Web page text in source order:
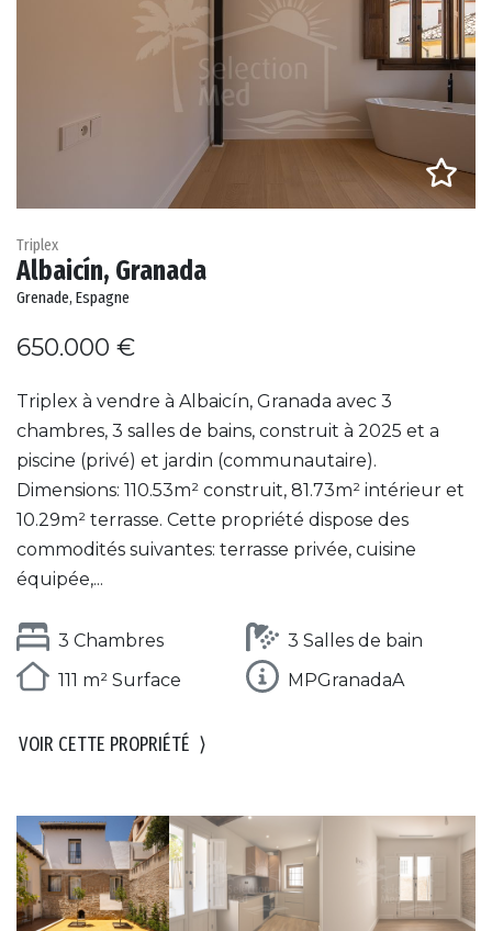
Triplex
Albaicín, Granada
Grenade, Espagne
650.000 €
Triplex à vendre à Albaicín, Granada avec 3
chambres, 3 salles de bains, construit à 2025 et a
piscine (privé) et jardin (communautaire).
Dimensions: 110.53m² construit, 81.73m² intérieur et
10.29m² terrasse. Cette propriété dispose des
commodités suivantes: terrasse privée, cuisine
équipée,...
3 Chambres
3 Salles de bain
111 m² Surface
MPGranadaA
VOIR CETTE PROPRIÉTÉ ⟩